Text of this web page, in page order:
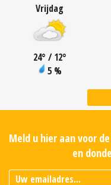
Vrijdag
24° / 12°
5 %
Meld u hier aan voor
en